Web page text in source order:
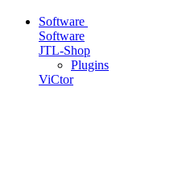
Software
Software
JTL-Shop
Plugins
ViCtor